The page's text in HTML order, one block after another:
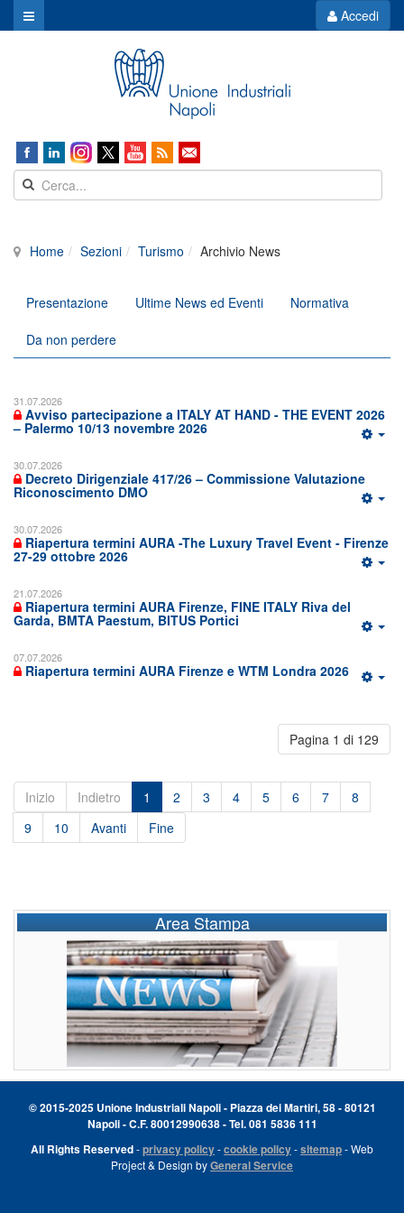
Accedi
Home Sezioni Turismo Archivio News
Presentazione Ultime News ed Eventi Normativa
Da non perdere
31.07.2026
Avviso partecipazione a ITALY AT HAND - THE EVENT 2026
– Palermo 10/13 novembre 2026
30.07.2026
Decreto Dirigenziale 417/26 – Commissione Valutazione
Riconoscimento DMO
30.07.2026
Riapertura termini AURA -The Luxury Travel Event - Firenze
27-29 ottobre 2026
21.07.2026
Riapertura termini AURA Firenze, FINE ITALY Riva del
Garda, BMTA Paestum, BITUS Portici
07.07.2026
Riapertura termini AURA Firenze e WTM Londra 2026
Pagina 1 di 129
Inizio Indietro 1 2 3 4 5 6 7
8
9
10 Avanti Fine
Area Stampa
© 2015-2025 Unione Industriali Napoli - Piazza dei Martiri, 58 - 80121
Napoli - C.F. 80012990638 - Tel. 081 5836 111
All Rights Reserved-privacy policy-cookie policy-sitemap- Web
Project & Design byGeneral Service